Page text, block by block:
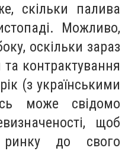
скільки палива
Можливо,
оскільки зараз
контрактування
(з українськими
може свідомо
щоб
ринку до свого